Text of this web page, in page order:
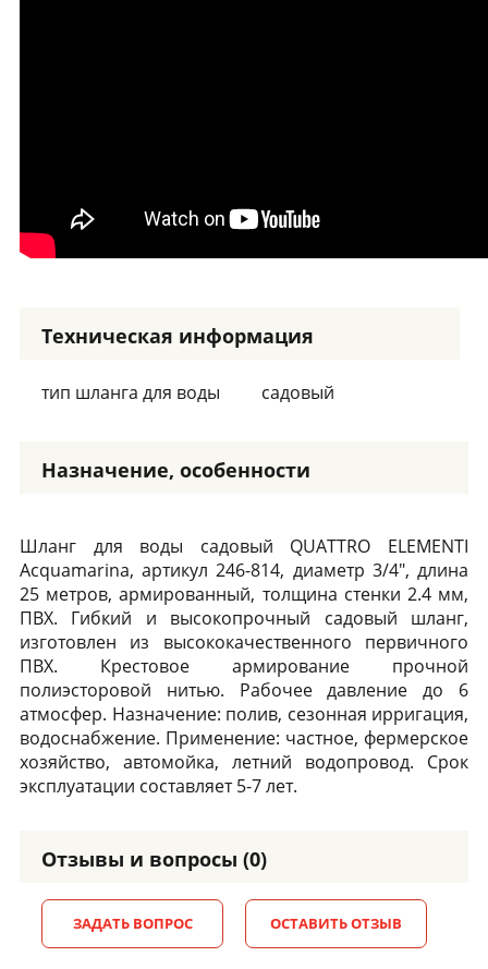
Техническая информация
тип шланга для воды садовый
Назначение, особенности
Шланг для воды садовый QUATTRO ELEMENTI
Acquamarina, артикул 246-814, диаметр 3/4", длина
25 метров, армированный, толщина стенки 2.4 мм,
ПВХ. Гибкий и высокопрочный садовый шланг,
изготовлен из высококачественного первичного
ПВХ. Крестовое армирование прочной
полиэсторовой нитью. Рабочее давление до 6
атмосфер. Назначение: полив, сезонная ирригация,
водоснабжение. Применение: частное, фермерское
хозяйство, автомойка, летний водопровод. Срок
эксплуатации составляет 5-7 лет.
Отзывы и вопросы (0)
ЗАДАТЬ ВОПРОС ОСТАВИТЬ ОТЗЫВ